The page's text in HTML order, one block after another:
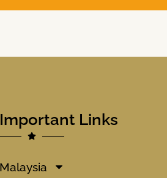
Important Links
Malaysia